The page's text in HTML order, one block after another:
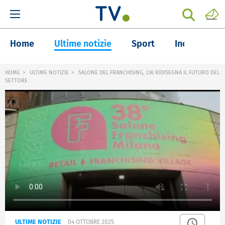
Home Ultime notizie Sport Inchieste
HOME ULTIME NOTIZIE
SALONE DEL FRANCHISING, L'AI RIDISEGNA IL FUTURO DEL
SETTORE
ULTIME NOTIZIE 04 OTTOBRE 2025